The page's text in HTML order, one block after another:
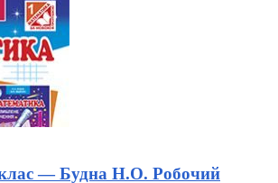
— Будна Н.О. Робочий